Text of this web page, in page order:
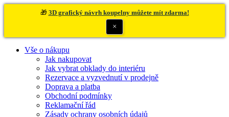
🎁 3D grafický návrh koupelny můžete mít zdarma!
×
Vše o nákupu
Jak nakupovat
Jak vybrat obklady do interiéru
Rezervace a vyzvednutí v prodejně
Doprava a platba
Obchodní podmínky
Reklamační řád
Zásady ochrany osobních údajů